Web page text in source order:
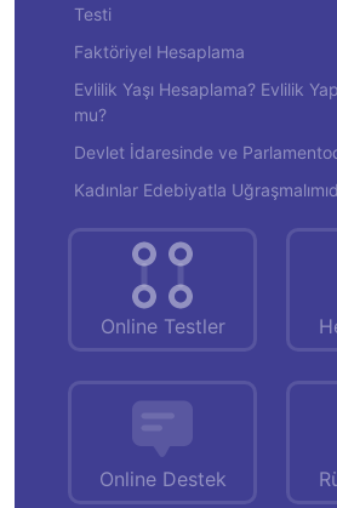
Testi
Faktöriyel Hesaplama
Evlilik Yaşı Hesaplama? Evlilik
mu?
Devlet İdaresinde ve
Kadınlar Edebiyatla
Online Testler
Online Destek